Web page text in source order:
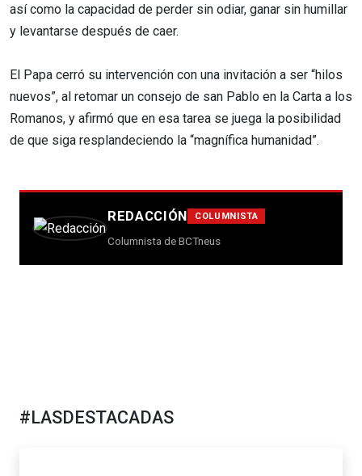
así como la capacidad de perder sin odiar, ganar sin humillar
y levantarse después de caer.
El Papa cerró su intervención con una invitación a ser “hilos
nuevos”, al retomar un consejo de san Pablo en la Carta a los
Romanos, y afirmó que en esa tarea se juega la posibilidad
de que siga resplandeciendo la “magnífica humanidad”.
REDACCIÓN COLUMNISTA
Columnista de BCTneus
#LASDESTACADAS